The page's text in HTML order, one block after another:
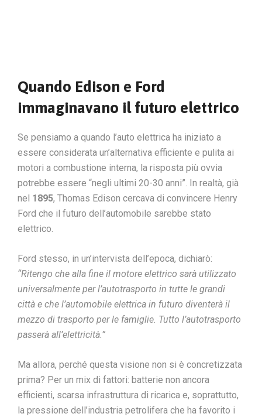
Quando Edison e Ford
immaginavano il futuro elettrico
Se pensiamo a quando l’auto elettrica ha iniziato a
essere considerata un’alternativa efficiente e pulita ai
motori a combustione interna, la risposta più ovvia
potrebbe essere “negli ultimi 20-30 anni”. In realtà, già
nel 1895, Thomas Edison cercava di convincere Henry
Ford che il futuro dell’automobile sarebbe stato
elettrico.
Ford stesso, in un’intervista dell’epoca, dichiarò:
“Ritengo che alla fine il motore elettrico sarà utilizzato
universalmente per l’autotrasporto in tutte le grandi
città e che l’automobile elettrica in futuro diventerà il
mezzo di trasporto per le famiglie. Tutto l’autotrasporto
passerà all’elettricità.”
Ma allora, perché questa visione non si è concretizzata
prima? Per un mix di fattori: batterie non ancora
efficienti, scarsa infrastruttura di ricarica e, soprattutto,
la pressione dell’industria petrolifera che ha favorito i